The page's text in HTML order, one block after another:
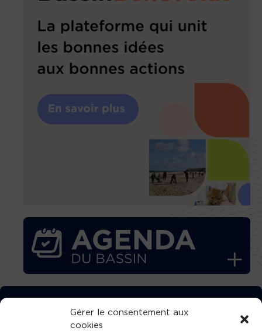
Gérer le consentement aux
cookies
TÉLÉCHARGEZ GRATUITEMENT